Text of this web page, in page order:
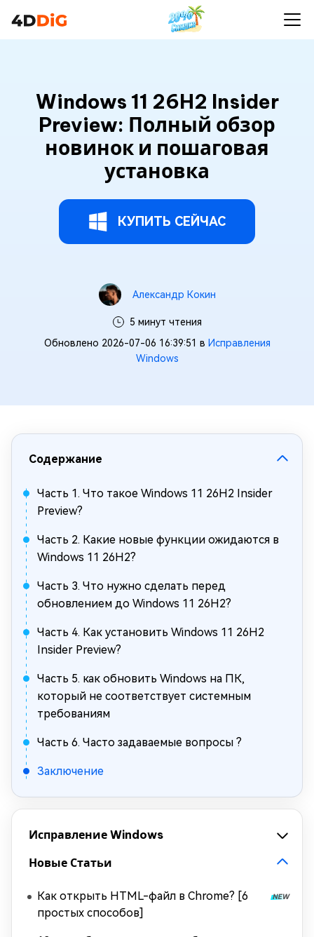
Windows 11 26H2 Insider
Preview: Полный обзор
новинок и пошаговая
установка
КУПИТЬ СЕЙЧАС
Александр Кокин
5 минут чтения
Обновлено 2026-07-06 16:39:51 в Исправления
Windows
Содержание
Часть 1. Что такое Windows 11 26H2 Insider
Preview?
Часть 2. Какие новые функции ожидаются в
Windows 11 26H2?
Часть 3. Что нужно сделать перед
обновлением до Windows 11 26H2?
Часть 4. Как установить Windows 11 26H2
Insider Preview?
Часть 5. как обновить Windows на ПК,
который не соответствует системным
требованиям
Часть 6. Часто задаваемые вопросы ?
Заключение
Исправление Windows
Новые Статьи
Как открыть HTML-файл в Chrome? [6
простых способов]